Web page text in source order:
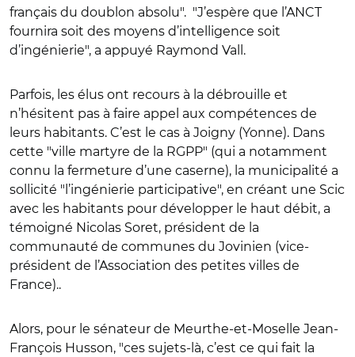
français du doublon absolu". "J’espère que l’ANCT
fournira soit des moyens d’intelligence soit
d’ingénierie", a appuyé Raymond Vall.
Parfois, les élus ont recours à la débrouille et
n’hésitent pas à faire appel aux compétences de
leurs habitants. C’est le cas à Joigny (Yonne). Dans
cette "ville martyre de la RGPP" (qui a notamment
connu la fermeture d’une caserne), la municipalité a
sollicité "l’ingénierie participative", en créant une Scic
avec les habitants pour développer le haut débit, a
témoigné Nicolas Soret, président de la
communauté de communes du Jovinien (vice-
président de l’Association des petites villes de
France)..
Alors, pour le sénateur de Meurthe-et-Moselle Jean-
François Husson, "ces sujets-là, c’est ce qui fait la